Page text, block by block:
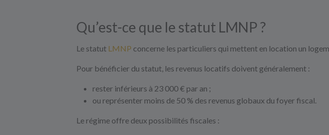
Qu’est-ce que le statut LMNP ?
Le statut LMNP concerne les particuliers qui mettent en location un
Pour bénéficier du statut, les revenus locatifs doivent généralement :
rester inférieurs à 23 000 € par an ;
ou représenter moins de 50 % des revenus globaux du foyer fiscal.
Le régime offre deux possibilités fiscales :